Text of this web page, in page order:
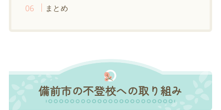
まとめ
備前市の不登校への取り組み